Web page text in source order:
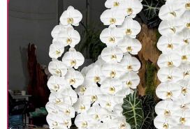
Lưu ý trước khi đặt
• Về cây hoa: Một chậu hoa